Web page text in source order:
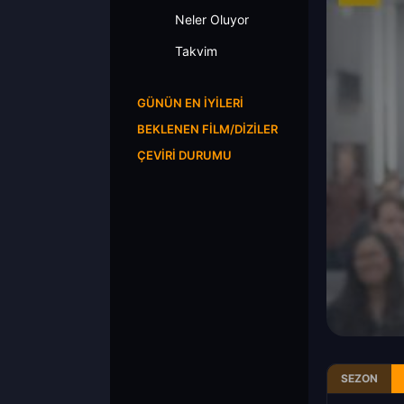
Neler Oluyor
Takvim
GÜNÜN EN İYILERI
BEKLENEN FILM/DIZILER
ÇEVIRI DURUMU
SEZON